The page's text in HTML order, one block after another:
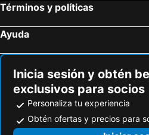
Términos y políticas
Ayuda
Inicia sesión y obtén
exclusivos para socios
Personaliza tu experiencia
Obtén ofertas y precios para